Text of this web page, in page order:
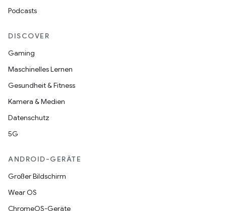
Podcasts
DISCOVER
Gaming
Maschinelles Lernen
Gesundheit & Fitness
Kamera & Medien
Datenschutz
5G
ANDROID-GERÄTE
Großer Bildschirm
Wear OS
ChromeOS-Geräte